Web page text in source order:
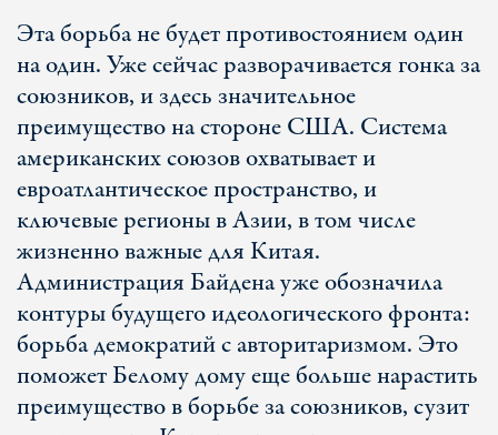
Эта борьба не будет противостоянием один
на один. Уже сейчас разворачивается гонка за
союзников, и здесь значительное
преимущество на стороне США. Система
американских союзов охватывает и
евроатлантическое пространство, и
ключевые регионы в Азии, в том числе
жизненно важные для Китая.
Администрация Байдена уже обозначила
контуры будущего идеологического фронта:
борьба демократий с авторитаризмом. Это
поможет Белому дому еще больше нарастить
преимущество в борьбе за союзников, сузит